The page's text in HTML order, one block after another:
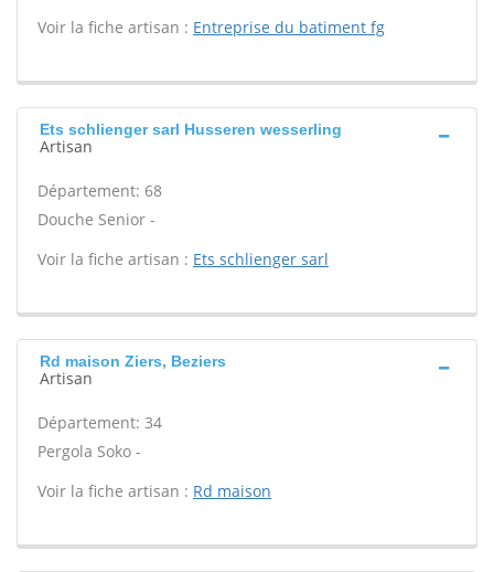
Voir la fiche artisan : Entreprise du batiment fg
Ets schlienger sarl Husseren wesserling
Artisan
Département: 68
Douche Senior -
Voir la fiche artisan : Ets schlienger sarl
Rd maison Ziers, Beziers
Artisan
Département: 34
Pergola Soko -
Voir la fiche artisan : Rd maison